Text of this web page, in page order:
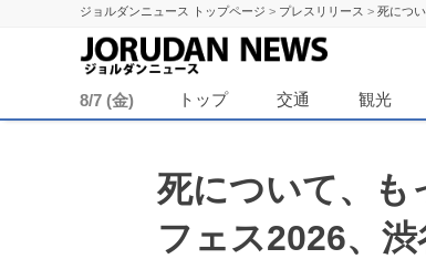
ジョルダンニュース トップページ > プレスリリース > 死につ
8/7 (金) トップ 交通 観光
死について、も
フェス2026、